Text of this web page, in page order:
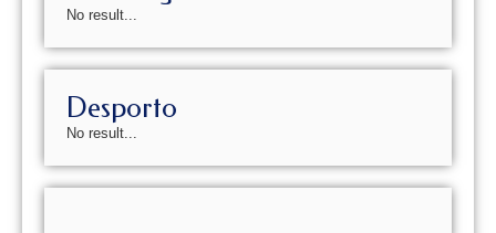
No result...
Desporto
No result...